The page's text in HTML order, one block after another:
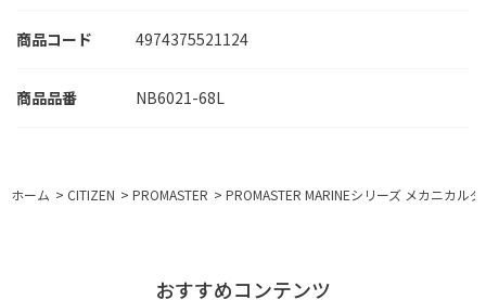
商品コード 4974375521124
NB6021-68L
ホーム > CITIZEN > PROMASTER > PROMASTER MARINEシリーズ メカニカ
おすすめコンテンツ